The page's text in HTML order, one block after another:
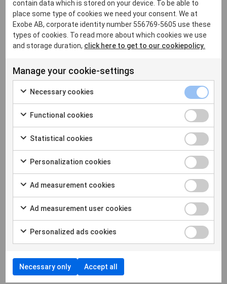
telefonilösning idag och för dig som står inför att se
över hur kommunikationen ska fungera framåt.
Registrera dig för att se webbinaret i
Förnamn(Obligatoriskt)
Efternamn(Obligatoriskt)
E-post (Obligatoriskt)
CAPTCHA
contain data which is stored on your device. To be able to
place some type of cookies we need your consent. We at
Exobe AB, corporate identity number 556769-5605 use these
types of cookies. To read more about which cookies we use
and storage duration, click here to get to our cookiepolicy.
Manage your cookie-settings
Necessary cookies
Functional cookies
Statistical cookies
Personalization cookies
Ad measurement cookies
Ad measurement user cookies
Personalized ads cookies
Necessary only Accept all